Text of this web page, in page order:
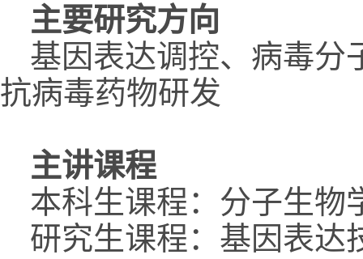
主要研究方向
基因表达调控、病毒分
抗病毒药物研发
主讲课程
本科生课程：分子生物
研究生课程：基因表达